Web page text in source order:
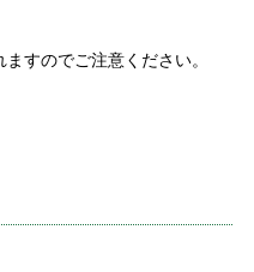
すのでご注意ください。